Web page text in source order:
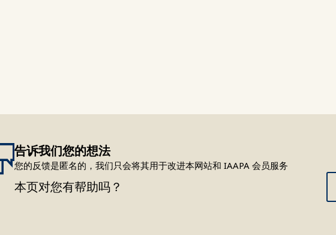
告诉我们您的想法
您的反馈是匿名的，我们只会将其用于改进本网站和 IAAPA 会员服务
本页对您有帮助吗？